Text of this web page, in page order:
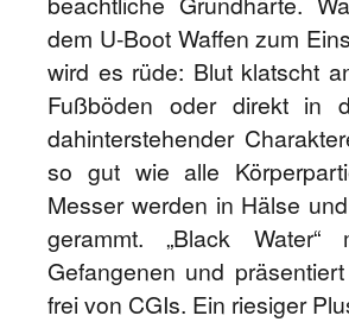
dem U-Boot Waffen zum
wird es rüde: Blut klatscht
Fußböden oder direkt in
dahinterstehender
so gut wie alle
Messer werden in Hälse
gerammt. „Black Water“
Gefangenen und
frei von CGIs. Ein riesiger